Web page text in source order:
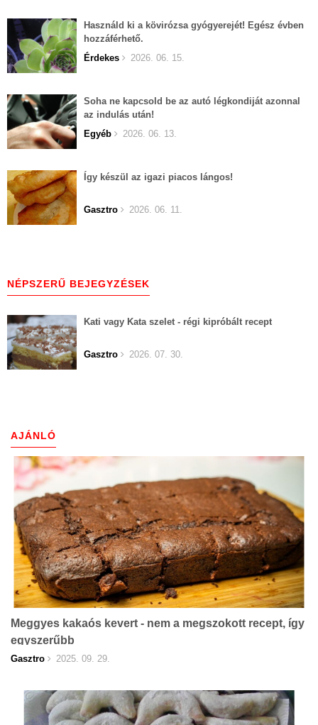
Használd ki a kövirózsa gyógyerejét! Egész évben
hozzáférhető.
Érdekes
2026. 06. 15.
Soha ne kapcsold be az autó légkondiját azonnal
az indulás után!
Egyéb
2026. 06. 13.
Így készül az igazi piacos lángos!
Gasztro 2026. 06. 11.
NÉPSZERŰ BEJEGYZÉSEK
Kati vagy Kata szelet - régi kipróbált recept
Gasztro 2026. 07. 30.
AJÁNLÓ
Meggyes kakaós kevert - nem a megszokott recept, így
egyszerűbb
Gasztro 2025. 09. 29.